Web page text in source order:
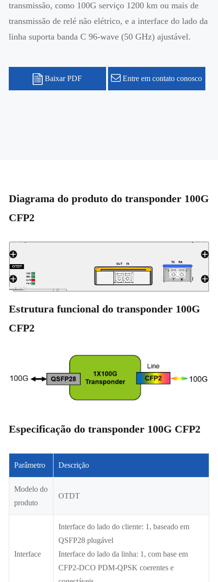
transmissão, como 100G serviço 1200 km ou mais de
transmissão de relé não elétrico, e a interface do lado da
linha suporta banda C 96-wave (50 GHz) ajustável.
Baixar PDF Entre em contato conosco
Diagrama do produto do transponder 100G
CFP2
Estrutura funcional do transponder 100G
CFP2
Especificação do transponder 100G CFP2
Parâmetro Descrição
Modelo do
produto
OTDT
Interface
Interface do lado do cliente: 1, baseado em
QSFP28 plugável
Interface do lado da linha: 1, com base em
CFP2-DCO PDM-QPSK coerentes e